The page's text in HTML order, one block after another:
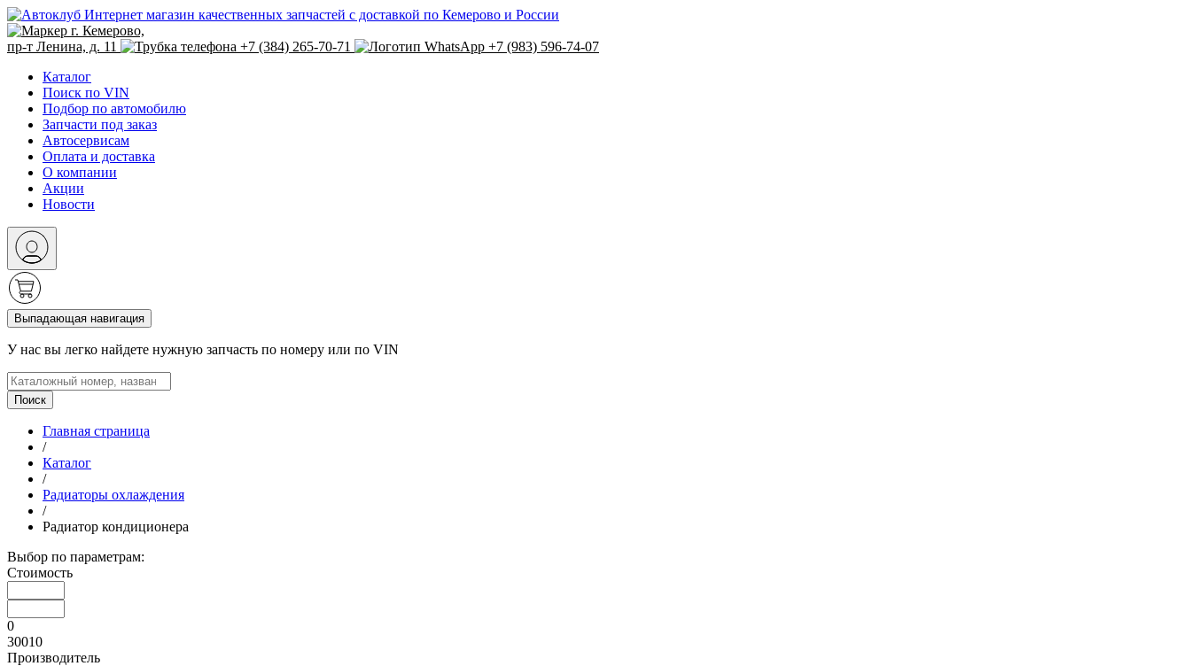
Интернет магазин качественных запчастей с доставкой по Кемерово и России
г. Кемерово,
пр-т Ленина, д. 11
+7 (384) 265-70-71
+7 (983) 596-74-07
Каталог
Поиск по VIN
Подбор по автомобилю
Запчасти под заказ
Автосервисам
Оплата и доставка
О компании
Акции
Новости
Выпадающая навигация
У нас вы легко найдете нужную запчасть по номеру или по VIN
Поиск
Главная страница
/
Каталог
/
Радиаторы охлаждения
/
Радиатор кондиционера
Выбор по параметрам:
Стоимость
0
30010
Производитель